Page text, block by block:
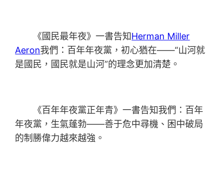
《國民最年夜》一書告知Herman Miller
Aeron我們：百年年夜黨，初心猶在——“山河就
是國民，國民就是山河”的理念更加清楚。
《百年年夜黨正年青》一書告知我們：百年
年夜黨，生氣蓬勃——善于危中尋機、困中破局
的制勝偉力越來越強。